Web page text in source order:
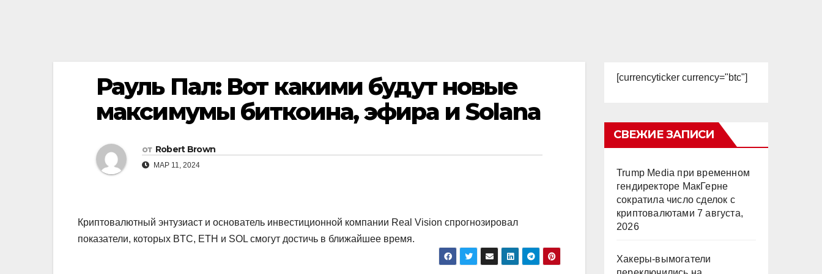
Рауль Пал: Вот какими будут новые
максимумы биткоина, эфира и Solana
от Robert Brown
МАР 11, 2024
Криптовалютный энтузиаст и основатель инвестиционной компании Real Vision спрогнозировал
показатели, которых BTC, ETH и SOL смогут достичь в ближайшее время.
[currencyticker currency="btc"]
СВЕЖИЕ ЗАПИСИ
Trump Media при временном
гендиректоре МакГерне
сократила число сделок с
криптовалютами 7 августа,
2026
Хакеры-вымогатели